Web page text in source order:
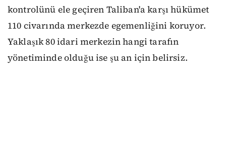
kontrolünü ele geçiren Taliban'a karşı hükümet
110 civarında merkezde egemenliğini koruyor.
Yaklaşık 80 idari merkezin hangi tarafın
yönetiminde olduğu ise şu an için belirsiz.